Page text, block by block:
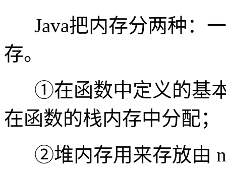
Java把内存分两种：
存。
①在函数中定义的基
在函数的栈内存中分配；
②堆内存用来存放由